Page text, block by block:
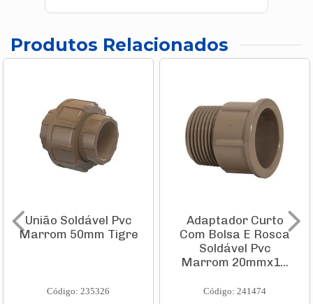
Produtos Relacionados
União Soldável Pvc
Marrom 50mm Tigre
Código: 235326
Adaptador Curto
Com Bolsa E Rosca
Soldável Pvc
Marrom 20mmx1...
Código: 241474